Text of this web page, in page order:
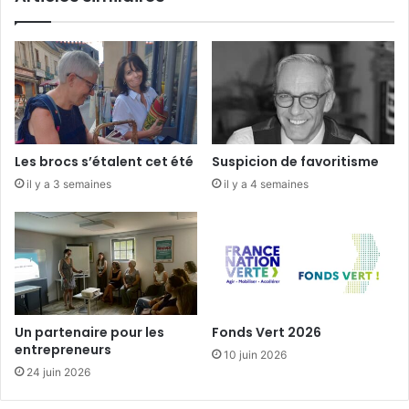
u
s
e
n
c
r
e
-
V
r
a
i
,
m
r
r
e
r
m
Les brocs s’étalent cet été
il y a 3 semaines
Suspicion de favoritisme
il y a 4 semaines
Un partenaire pour les
entrepreneurs
24 juin 2026
Fonds Vert 2026
10 juin 2026